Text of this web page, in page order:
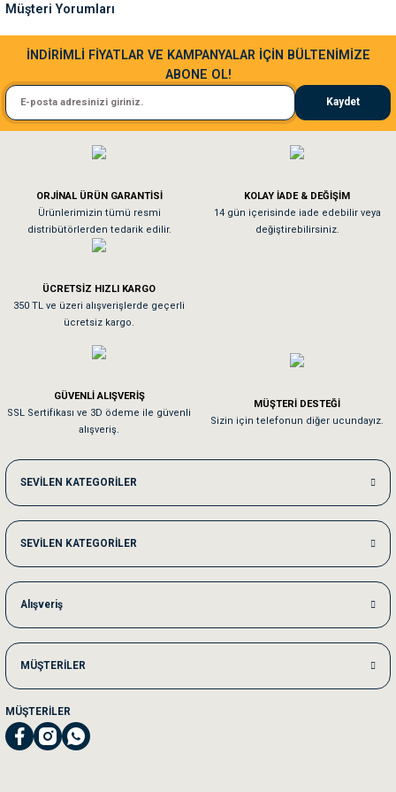
Bu ürüne benzer farklı alternatifler olmalı.
Gönder
Müşteri Yorumları
Sa**** Ta******
Kedim taze mamaya bayıldı kargo fimrasın da bir sorun yaşadım ve arkadaşlar
El**** Ek******
Köpeğim bayıldı hediyeler için teşekkürler
As**** Tu******
Tavşanım kafesinin kalitesine ve paketlemesine bayıldım
Sa**** On******
Kedilerim beğeniyorlar. Memnunuz. Uygun fiyatta olması iyi.
Me***** Ya******
Akşam verdiğim sipariş bir sonraki gün elime ulaştı. Jack russell köpeğim
Ka***** Ar******
Ufak bir sorun harici sorun olmadı sağolsunlar onuda hemen çözdüler
İNDİRİMLİ FİYATLAR VE KAMPANYALAR İÇİN BÜLTENİMİZE
ABONE OL!
Kaydet
ORJİNAL ÜRÜN GARANTİSİ
Ürünlerimizin tümü resmi
distribütörlerden tedarik edilir.
KOLAY İADE & DEĞİŞİM
14 gün içerisinde iade edebilir veya
değiştirebilirsiniz.
ÜCRETSİZ HIZLI KARGO
350 TL ve üzeri alışverişlerde geçerli
ücretsiz kargo.
GÜVENLİ ALIŞVERİŞ
SSL Sertifikası ve 3D ödeme ile güvenli
alışveriş.
MÜŞTERİ DESTEĞİ
Sizin için telefonun diğer ucundayız.
SEVİLEN KATEGORİLER
SEVİLEN KATEGORİLER
Alışveriş
MÜŞTERİLER
MÜŞTERİLER